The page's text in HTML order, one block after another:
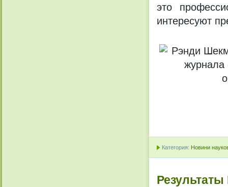
это
интересуют
Категория: Новини